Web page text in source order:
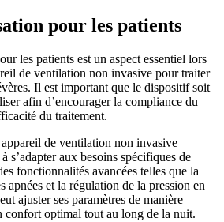
pour les patients
les patients est un aspect essentiel lors
de ventilation non invasive pour traiter
Il est important que le dispositif soit
afin d’encourager la compliance du
du traitement.
appareil de ventilation non invasive
s’adapter aux besoins spécifiques de
fonctionnalités avancées telles que la
apnées et la régulation de la pression en
ajuster ses paramètres de manière
optimal tout au long de la nuit.